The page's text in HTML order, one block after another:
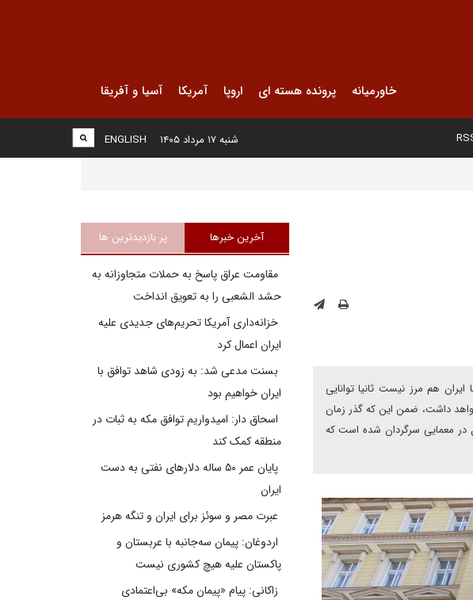
خاورمیانه پرونده هسته ای اروپا آمریکا آسیا و آفریقا
ENGLISH شنبه ۱۷ مرداد ۱۴۰۵
هم مرز نیست ثانیا توانایی
خواهد داشت، ضمن این که گذر زمان
در معمایی سرگردان شده است که
آخرین خبرها پر بازدیدترین ها
مقاومت عراق پاسخ به حملات متجاوزانه به
حشد الشعبی را به تعویق انداخت
خزانه‌داری آمریکا تحریم‌های جدیدی علیه
ایران اعمال کرد
بسنت مدعی شد: به زودی شاهد توافق با
ایران خواهیم بود
اسحاق دار: امیدواریم توافق مکه به ثبات در
منطقه کمک کند
پایان عمر ۵۰ ساله دلارهای نفتی به دست
ایران
عبرت مصر و سوئز برای ایران و تنگه هرمز
اردوغان: پیمان سه‌جانبه با عربستان و
پاکستان علیه هیچ کشوری نیست
زاکانی: پیام «پیمان مکه» بی‌اعتمادی